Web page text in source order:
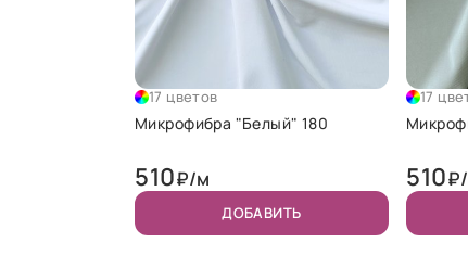
17 цветов
Микрофибра "Белый" 180
510₽/м
ДОБАВИТЬ
17
510